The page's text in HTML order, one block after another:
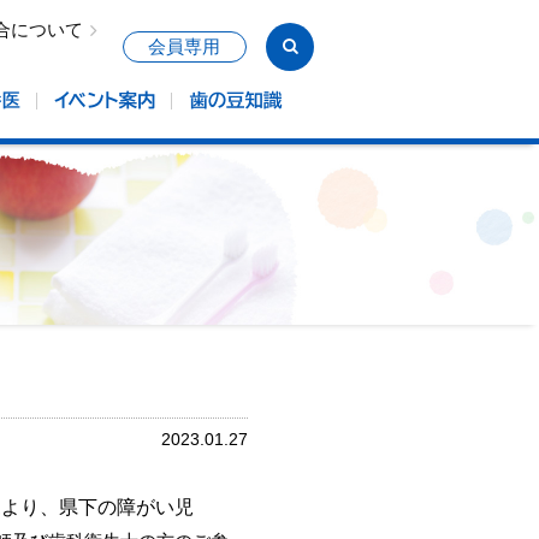
について
会員専用
2023.01.27
り、県下の障がい児